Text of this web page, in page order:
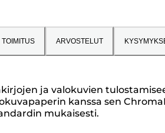
TOIMITUS ARVOSTELUT
ja valokuvien
kanssa sen
mukaisesti.